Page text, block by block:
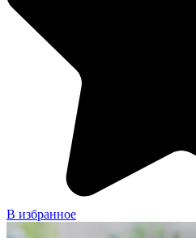
В избранное